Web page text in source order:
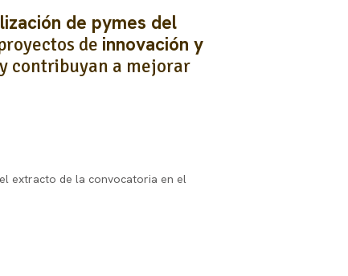
de pymes del
de innovación y
contribuyan a mejorar
extracto de la convocatoria en el